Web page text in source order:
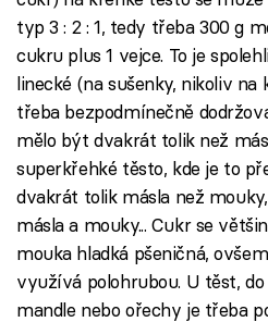
typ 3 : 2 : 1, tedy třeba 300 g
cukru plus 1 vejce. To je
linecké (na sušenky, nikoliv na
třeba bezpodmínečně
mělo být dvakrát tolik než
superkřehké těsto, kde je to
dvakrát tolik másla než
másla a mouky... Cukr se
mouka hladká pšeničná,
využívá polohrubou. U těst,
mandle nebo ořechy je třeba